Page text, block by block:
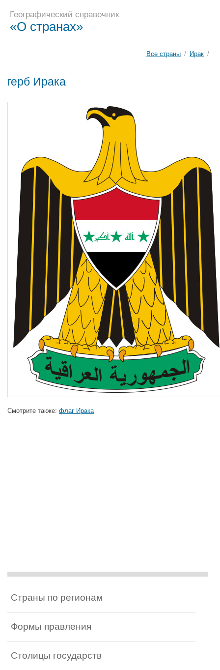
Географический справочник
«О странах»
Все страны / Ирак /
герб Ирака
Смотрите также: флаг Ирака
Страны по регионам
Формы правления
Столицы государств